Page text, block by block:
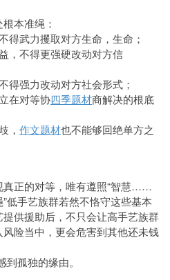
本准绳：
武力攫取对方生命，生命；
不得更强硬改动对方信
强力改动对方社会形式；
在对等协四季题材商解决的根底
， 作文题材也不能够回绝单方之
正的对等，唯有遵照“智慧……
低手艺族群若然不恪守这些基本
供援助后，不只会让高手艺族群
险当中，更会危害到其他还未钱
孤独的缘由。